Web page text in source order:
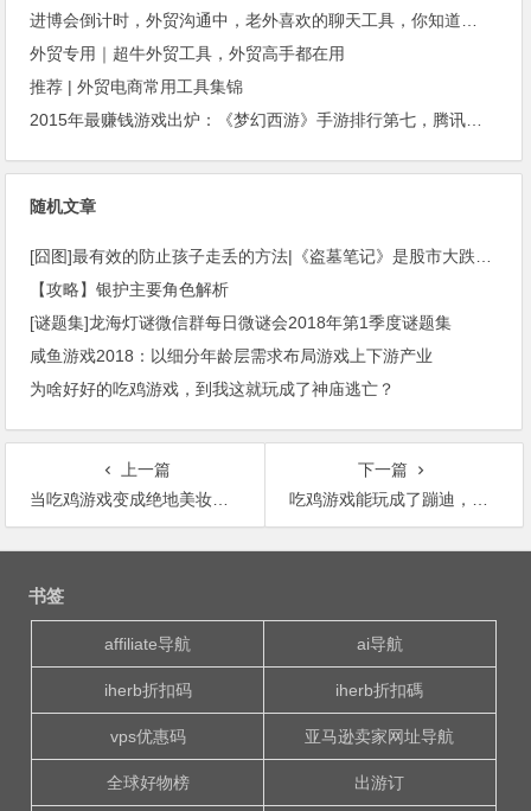
进博会倒计时，外贸沟通中，老外喜欢的聊天工具，你知道几种？
外贸专用｜超牛外贸工具，外贸高手都在用
推荐 | 外贸电商常用工具集锦
2015年最赚钱游戏出炉：《梦幻西游》手游排行第七，腾讯总收入进前三
随机文章
[囧图]最有效的防止孩子走丢的方法|《盗墓笔记》是股市大跌的罪魁祸首
【攻略】银护主要角色解析
[谜题集]龙海灯谜微信群每日微谜会2018年第1季度谜题集
咸鱼游戏2018：以细分年龄层需求布局游戏上下游产业
为啥好好的吃鸡游戏，到我这就玩成了神庙逃亡？
上一篇
当吃鸡游戏变成绝地美妆：大吉大利，我走维秘！哈哈哈哈哈
下一篇
吃鸡游戏能玩成了蹦迪，还有谁！！
文
书签
affiliate导航 ai导航
iherb折扣码 iherb折扣碼
vps优惠码 亚马逊卖家网址导航
全球好物榜 出游订